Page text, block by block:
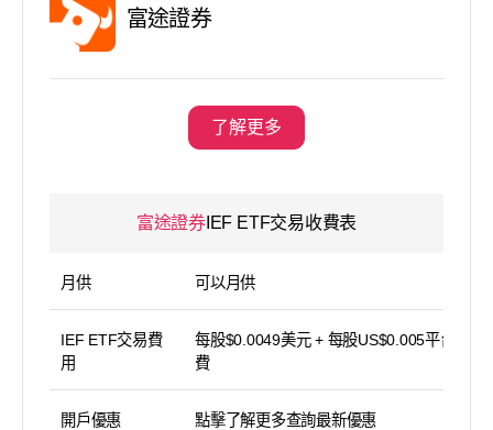
富途證券
了解更多
富途證券IEF ETF交易收費表
月供 可以月供
IEF ETF交易費
用
每股$0.0049美元 + 每股US$0.005平台使用
費
開戶優惠 點擊了解更多查詢最新優惠